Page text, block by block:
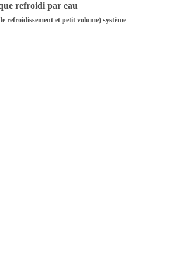
refroidi par eau
refroidissement et petit volume) système